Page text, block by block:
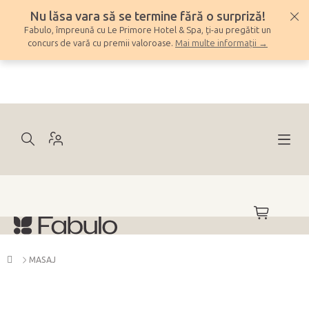
conținut
Nu lăsa vara să se termine fără o surpriză!
Fabulo, împreună cu Le Primore Hotel & Spa, ți-au pregătit un
concurs de vară cu premii valoroase. Mai multe informații →
COŞ
DE
Acasă
MASAJ